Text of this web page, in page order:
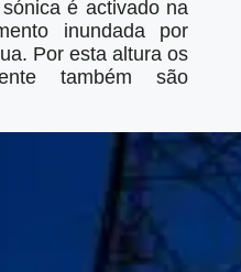
é activado na
inundada por
Por esta altura os
também são